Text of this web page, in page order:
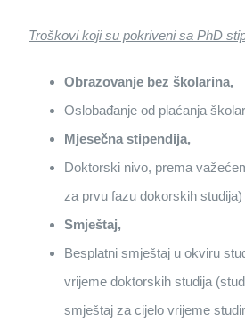
Troškovi koji su pokriveni sa PhD
Obrazovanje bez školarina,
Oslobađanje od plaćanja
Mjesečna stipendija,
Doktorski nivo, prema
za prvu fazu dokorskih studija)
Smještaj,
Besplatni smještaj u okviru
vrijeme doktorskih studija
smještaj za cijelo vrijeme